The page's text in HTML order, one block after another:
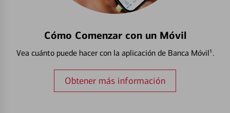
Cómo Comenzar con un Móvil
Vea cuánto puede hacer con la aplicación de Banca Móvil¹.
Obtener más información